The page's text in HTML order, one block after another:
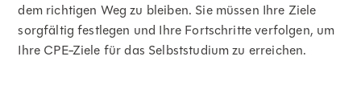
dem richtigen Weg zu bleiben. Sie müssen Ihre Ziele
sorgfältig festlegen und Ihre Fortschritte verfolgen, um
Ihre CPE-Ziele für das Selbststudium zu erreichen.